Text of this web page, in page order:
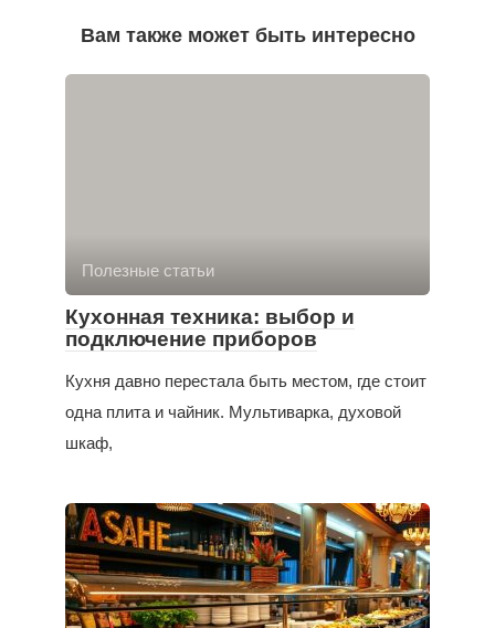
Вам также может быть интересно
Полезные статьи
Кухонная техника: выбор и
подключение приборов
Кухня давно перестала быть местом, где стоит
одна плита и чайник. Мультиварка, духовой
шкаф,